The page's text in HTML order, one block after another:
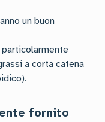
un buon
a corta catena
fornito